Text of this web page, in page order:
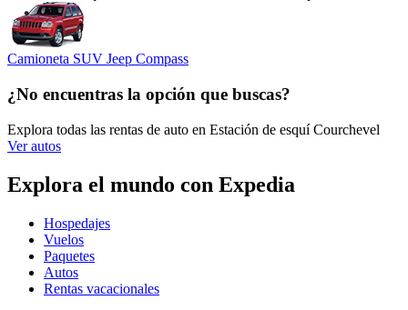
Camioneta SUV Jeep Compass
¿No encuentras la opción que buscas?
Explora todas las rentas de auto en Estación de esquí Courchevel
Ver autos
Explora el mundo con Expedia
Hospedajes
Vuelos
Paquetes
Autos
Rentas vacacionales